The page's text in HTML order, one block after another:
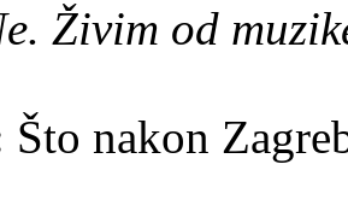
Živim od
Što nakon